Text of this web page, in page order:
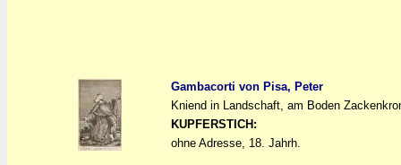
Gambacorti von Pisa, Peter
Kniend in Landschaft, am Boden
KUPFERSTICH:
ohne Adresse, 18. Jahrh.